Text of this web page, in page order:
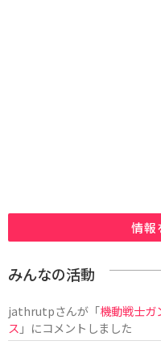
情報
みんなの活動
jathrutpさんが「機動戦士ガ
ス 」にコメントしました